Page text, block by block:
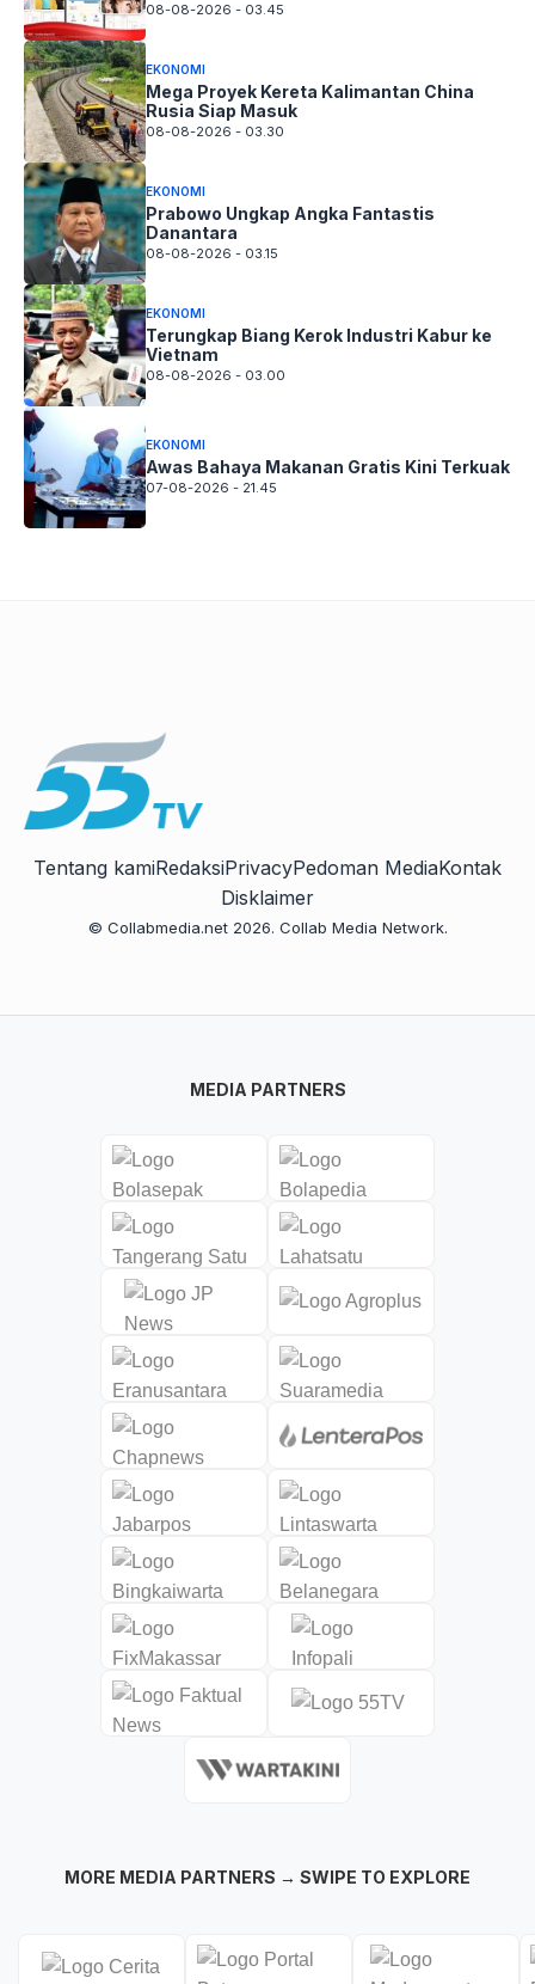
08-08-2026 - 03.45
EKONOMI
Mega Proyek Kereta Kalimantan China
Rusia Siap Masuk
08-08-2026 - 03.30
EKONOMI
Prabowo Ungkap Angka Fantastis
Danantara
08-08-2026 - 03.15
EKONOMI
Terungkap Biang Kerok Industri Kabur ke
Vietnam
08-08-2026 - 03.00
EKONOMI
Awas Bahaya Makanan Gratis Kini Terkuak
07-08-2026 - 21.45
Tentang kamiRedaksiPrivacyPedoman MediaKontak
Disklaimer
© Collabmedia.net 2026. Collab Media Network.
MEDIA PARTNERS
MORE MEDIA PARTNERS → SWIPE TO EXPLORE